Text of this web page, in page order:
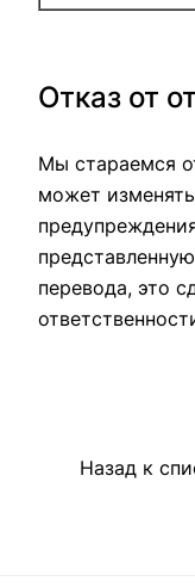
Отказ от
Мы стараемся
может
перевода, это
Назад к